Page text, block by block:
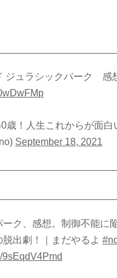
ジュラシックパーク 感
歳！人生これからが面白
September 18, 2021
ーク、感想。制御不能に
脱出劇！｜まだやるよ
9sEqdV4Pmd